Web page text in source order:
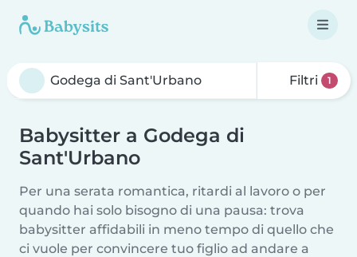
Filtri 1
Babysitter a Godega di
Sant'Urbano
Per una serata romantica, ritardi al lavoro o per
quando hai solo bisogno di una pausa: trova
babysitter affidabili in meno tempo di quello che
ci vuole per convincere tuo figlio ad andare a